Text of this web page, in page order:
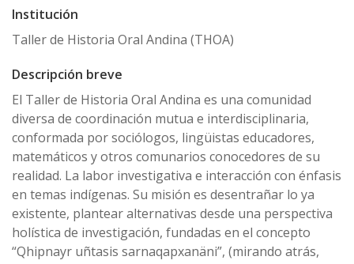
Institución
Taller de Historia Oral Andina (THOA)
Descripción breve
El Taller de Historia Oral Andina es una comunidad
diversa de coordinación mutua e interdisciplinaria,
conformada por sociólogos, lingüistas educadores,
matemáticos y otros comunarios conocedores de su
realidad. La labor investigativa e interacción con énfasis
en temas indígenas. Su misión es desentrañar lo ya
existente, plantear alternativas desde una perspectiva
holística de investigación, fundadas en el concepto
“Qhipnayr uñtasis sarnaqapxanäni”, (mirando atrás,